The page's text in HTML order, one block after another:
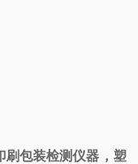
刷包装检测仪器，塑